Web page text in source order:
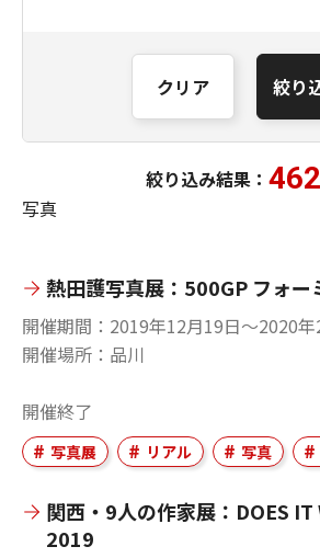
クリア 絞り
絞り込み結果： 462
写真
熱田護写真展：500GP フォー
開催期間
2019年12月19日〜2020年
開催場所
品川
開催終了
写真展 リアル 写真
関西・9人の作家展：DOES IT
2019